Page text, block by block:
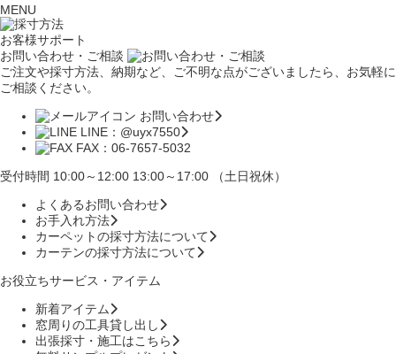
MENU
お客様サポート
お問い合わせ・ご相談
ご注文や採寸方法、納期など、ご不明な点がございましたら、お気軽に
ご相談ください。
お問い合わせ
LINE：@uyx7550
FAX：06-7657-5032
受付時間 10:00～12:00 13:00～17:00 （土日祝休）
よくあるお問い合わせ
お手入れ方法
カーペットの採寸方法について
カーテンの採寸方法について
お役立ちサービス・アイテム
新着アイテム
窓周りの工具貸し出し
出張採寸・施工はこちら